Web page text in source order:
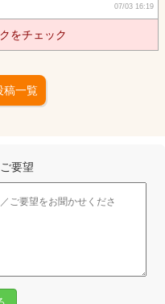
07/03 16:19
をチェック
稿一覧
要望